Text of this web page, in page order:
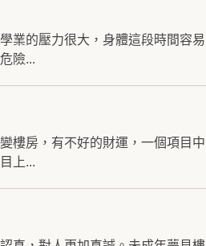
業的壓力很大，身體這段時間容易
險...
樓房，有不好的財運，一個項目中
上...